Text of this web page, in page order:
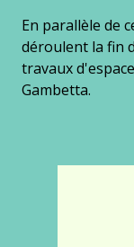
En parallèle de
déroulent la fin
travaux
Gambetta.